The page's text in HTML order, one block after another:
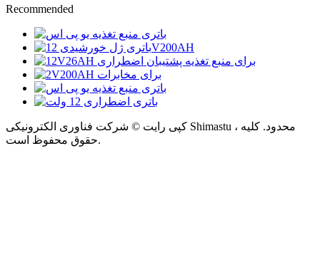
Recommended
کپی رایت © شرکت فناوری الکترونیکی Shimastu ، محدود. کلیه
حقوق محفوظ است.